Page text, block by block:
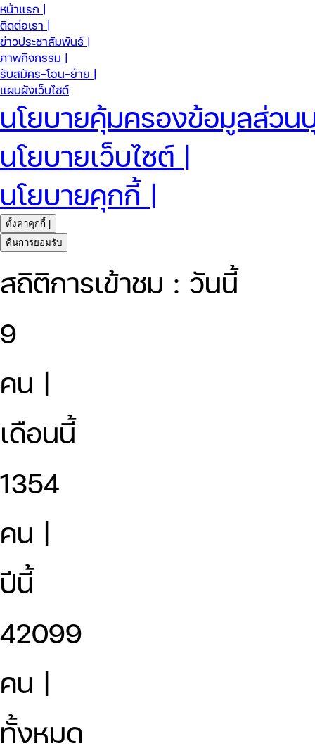
หน้าแรก |
ติดต่อเรา |
ข่าวประชาสัมพันธ์ |
ภาพกิจกรรม |
รับสมัคร-โอน-ย้าย |
แผนผังเว็บไซต์
นโยบายคุ้มครองข้อมูลส่วน
นโยบายเว็บไซต์ |
นโยบายคุกกี้ |
ตั้งค่าคุกกี้ |
คืนการยอมรับ
สถิติการเข้าชม : วันนี้
9
คน |
เดือนนี้
1354
คน |
ปีนี้
42099
คน |
ทั้งหมด